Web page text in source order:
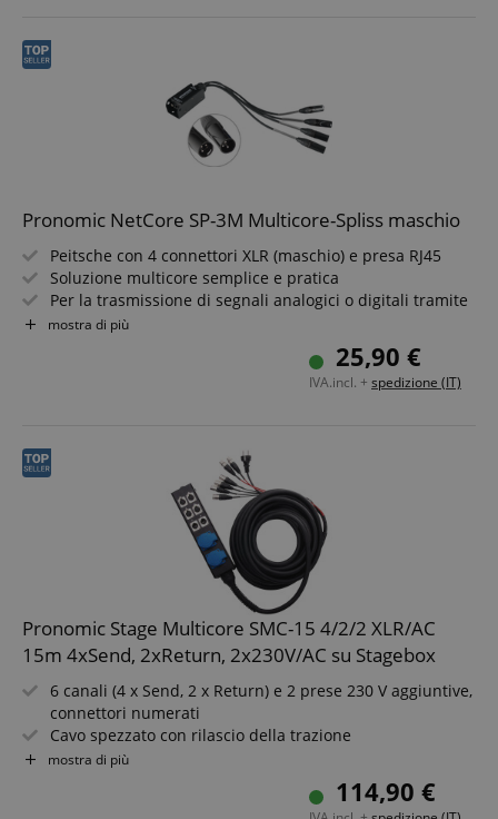
Pronomic NetCore SP-3M Multicore-Spliss maschio
Peitsche con 4 connettori XLR (maschio) e presa RJ45
Soluzione multicore semplice e pratica
Per la trasmissione di segnali analogici o digitali tramite
cavo di rete
Componenti di sistema combinabili a piacere
Funzionamento possibile solo con cavi schermati a
mostra di più
25,90 €
IVA.incl. + spedizione (IT)
Pronomic Stage Multicore SMC-15 4/2/2 XLR/AC
15m 4xSend, 2xReturn, 2x230V/AC su Stagebox
6 canali (4 x Send, 2 x Return) e 2 prese 230 V aggiuntive,
connettori numerati
Cavo spezzato con rilascio della trazione
Tutti i cavi bilanciati, schermati singolarmente
Multicore da 15 m, diametro cavo: 18 mm
mostra di più
114,90 €